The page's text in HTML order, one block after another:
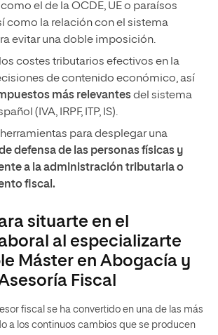
como el de la OCDE, UE o paraísos
como la relación con el sistema
evitar una doble imposición.
costes tributarios efectivos en la
de contenido económico, así
más relevantesdel sistema
(IVA, IRPF, ITP, IS).
para desplegar una
defensa de las personas físicas y
a la administración tributaria o
fiscal.
situarte en el
al especializarte
Máster en Abogacía y
Fiscal
fiscal se ha convertido en una de las más
a los continuos cambios que se producen